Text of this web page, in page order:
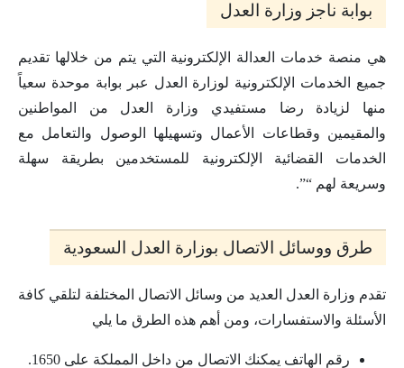
بوابة ناجز وزارة العدل
هي منصة خدمات العدالة الإلكترونية التي يتم من خلالها تقديم
جميع الخدمات الإلكترونية لوزارة العدل عبر بوابة موحدة سعياً
منها لزيادة رضا مستفيدي وزارة العدل من المواطنين
والمقيمين وقطاعات الأعمال وتسهيلها الوصول والتعامل مع
الخدمات القضائية الإلكترونية للمستخدمين بطريقة سهلة
وسريعة لهم “”.
طرق ووسائل الاتصال بوزارة العدل السعودية
تقدم وزارة العدل العديد من وسائل الاتصال المختلفة لتلقي كافة
الأسئلة والاستفسارات، ومن أهم هذه الطرق ما يلي
رقم الهاتف يمكنك الاتصال من داخل المملكة على 1650.